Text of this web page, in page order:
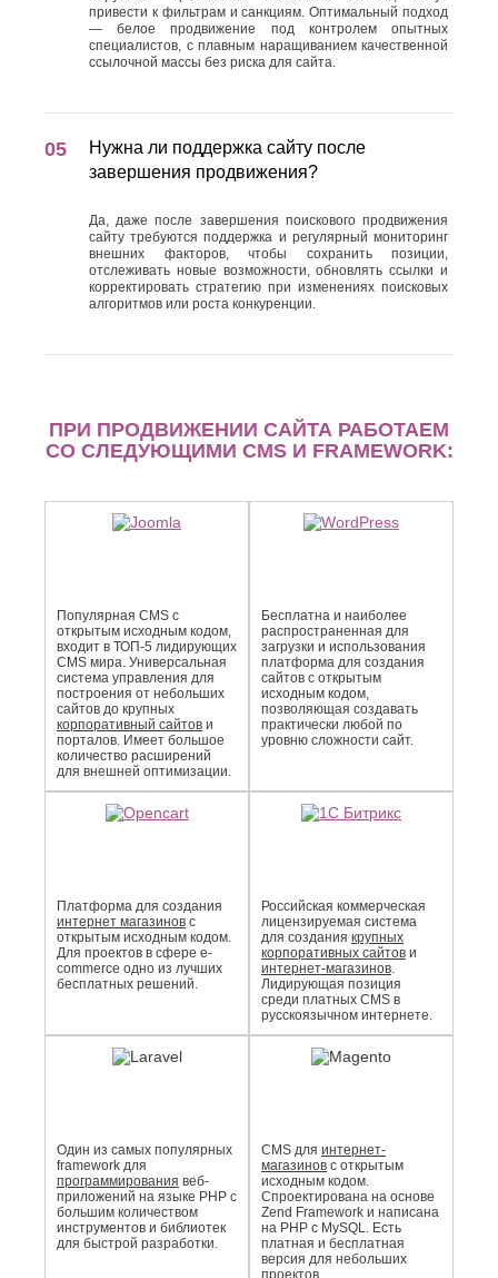
привести к фильтрам и санкциям. Оптимальный подход
— белое продвижение под контролем опытных
специалистов, с плавным наращиванием качественной
ссылочной массы без риска для сайта.
Нужна ли поддержка сайту после
завершения продвижения?
Да, даже после завершения поискового продвижения
сайту требуются поддержка и регулярный мониторинг
внешних факторов, чтобы сохранить позиции,
отслеживать новые возможности, обновлять ссылки и
корректировать стратегию при изменениях поисковых
алгоритмов или роста конкуренции.
ПРИ ПРОДВИЖЕНИИ САЙТА РАБОТАЕМ
СО СЛЕДУЮЩИМИ CMS И FRAMEWORK:
Популярная CMS с
открытым исходным кодом,
входит в ТОП-5 лидирующих
CMS мира. Универсальная
система управления для
построения от небольших
сайтов до крупных
корпоративный сайтов и
порталов. Имеет большое
количество расширений
для внешней оптимизации.
Бесплатна и наиболее
распро­страненная для
загрузки и использования
платформа для создания
сайтов с открытым
исходным кодом,
позволяющая создавать
практически любой по
уровню сложности сайт.
Платформа для создания
интернет магазинов с
открытым исходным кодом.
Для проектов в сфере e-
commerce одно из лучших
бесплатных решений.
Российская коммерческая
лицензируемая система
для создания крупных
корпоративных сайтов и
интернет-магазинов.
Лидирующая позиция
среди платных CMS в
русскоязычном интернете.
Один из самых популярных
framework для
программирования веб-
приложений на языке PHP с
большим количеством
инструментов и библиотек
для быстрой разработки.
CMS для интернет-
магазинов с открытым
исходным кодом.
Спроектирована на основе
Zend Framework и написана
на PHP с MySQL. Есть
платная и бесплатная
версия для небольших
проектов.